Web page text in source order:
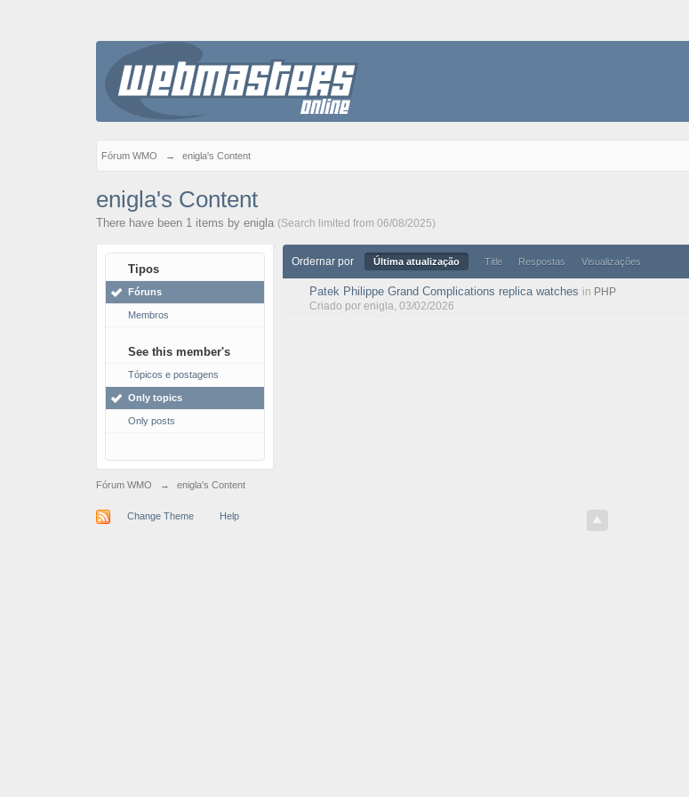
Fórum WMO → enigla's Content
enigla's Content
There have been 1 items by enigla (Search limited from 06/08/2025)
Tipos
Fóruns
Membros
See this member's
Tópicos e postagens
Only topics
Only posts
Ordernar por Última atualização Title Respostas Visualizações
Patek Philippe Grand Complications replica watches in PHP
Criado por enigla, 03/02/2026
Fórum WMO → enigla's Content
Change Theme Help